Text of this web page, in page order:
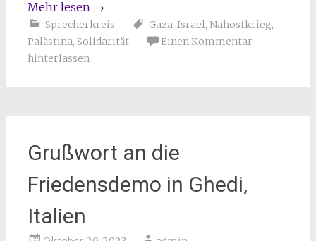
Mehr lesen →
Sprecherkreis Gaza, Israel, Nahostkrieg,
Palästina, Solidarität
Einen Kommentar
hinterlassen
Grußwort an die
Friedensdemo in Ghedi,
Italien